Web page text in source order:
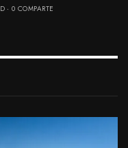
0 COMPARTE